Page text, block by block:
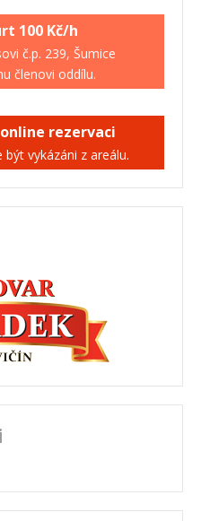
100 Kč/h
č.p. 239, Šumice
členovi oddílu.
rezervaci
vykázáni z areálu.